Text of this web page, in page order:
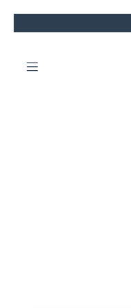
OFF por Transferencia - 3